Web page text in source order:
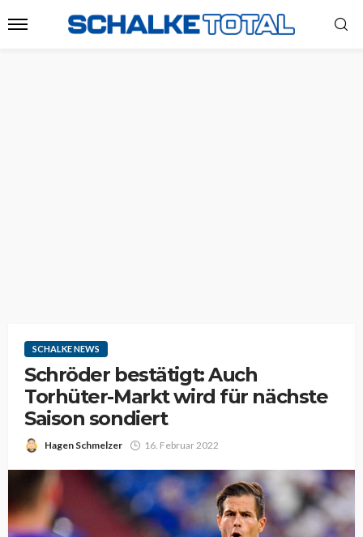
SCHALKE NEWS
Schröder bestätigt: Auch
Torhüter-Markt wird für nächste
Saison sondiert
Hagen Schmelzer 16. Februar 2022